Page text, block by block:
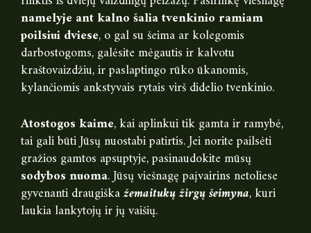
namelyje ant kalno šalia tvenkinio ramiam
poilsiui dviese, o gal su šeima ar kolegomis
darbostogoms, galėsite mėgautis ir kalvotu
kraštovaizdžiu, ir paslaptingo rūko ūkanomis,
kylančiomis ankstyvais rytais virš didelio tvenkinio.
Atostogos kaime, kai aplinkui tik gamta ir ramybė,
tai gali būti Jūsų nuostabi patirtis. Jei norite pailsėti
gražios gamtos apsuptyje, pasinaudokite mūsų
sodybos nuoma. Jūsų viešnagę paįvairins netoliese
gyvenanti draugiškažemaitukų žirgų šeimyna, kuri
laukia lankytojų ir jų vaišių.